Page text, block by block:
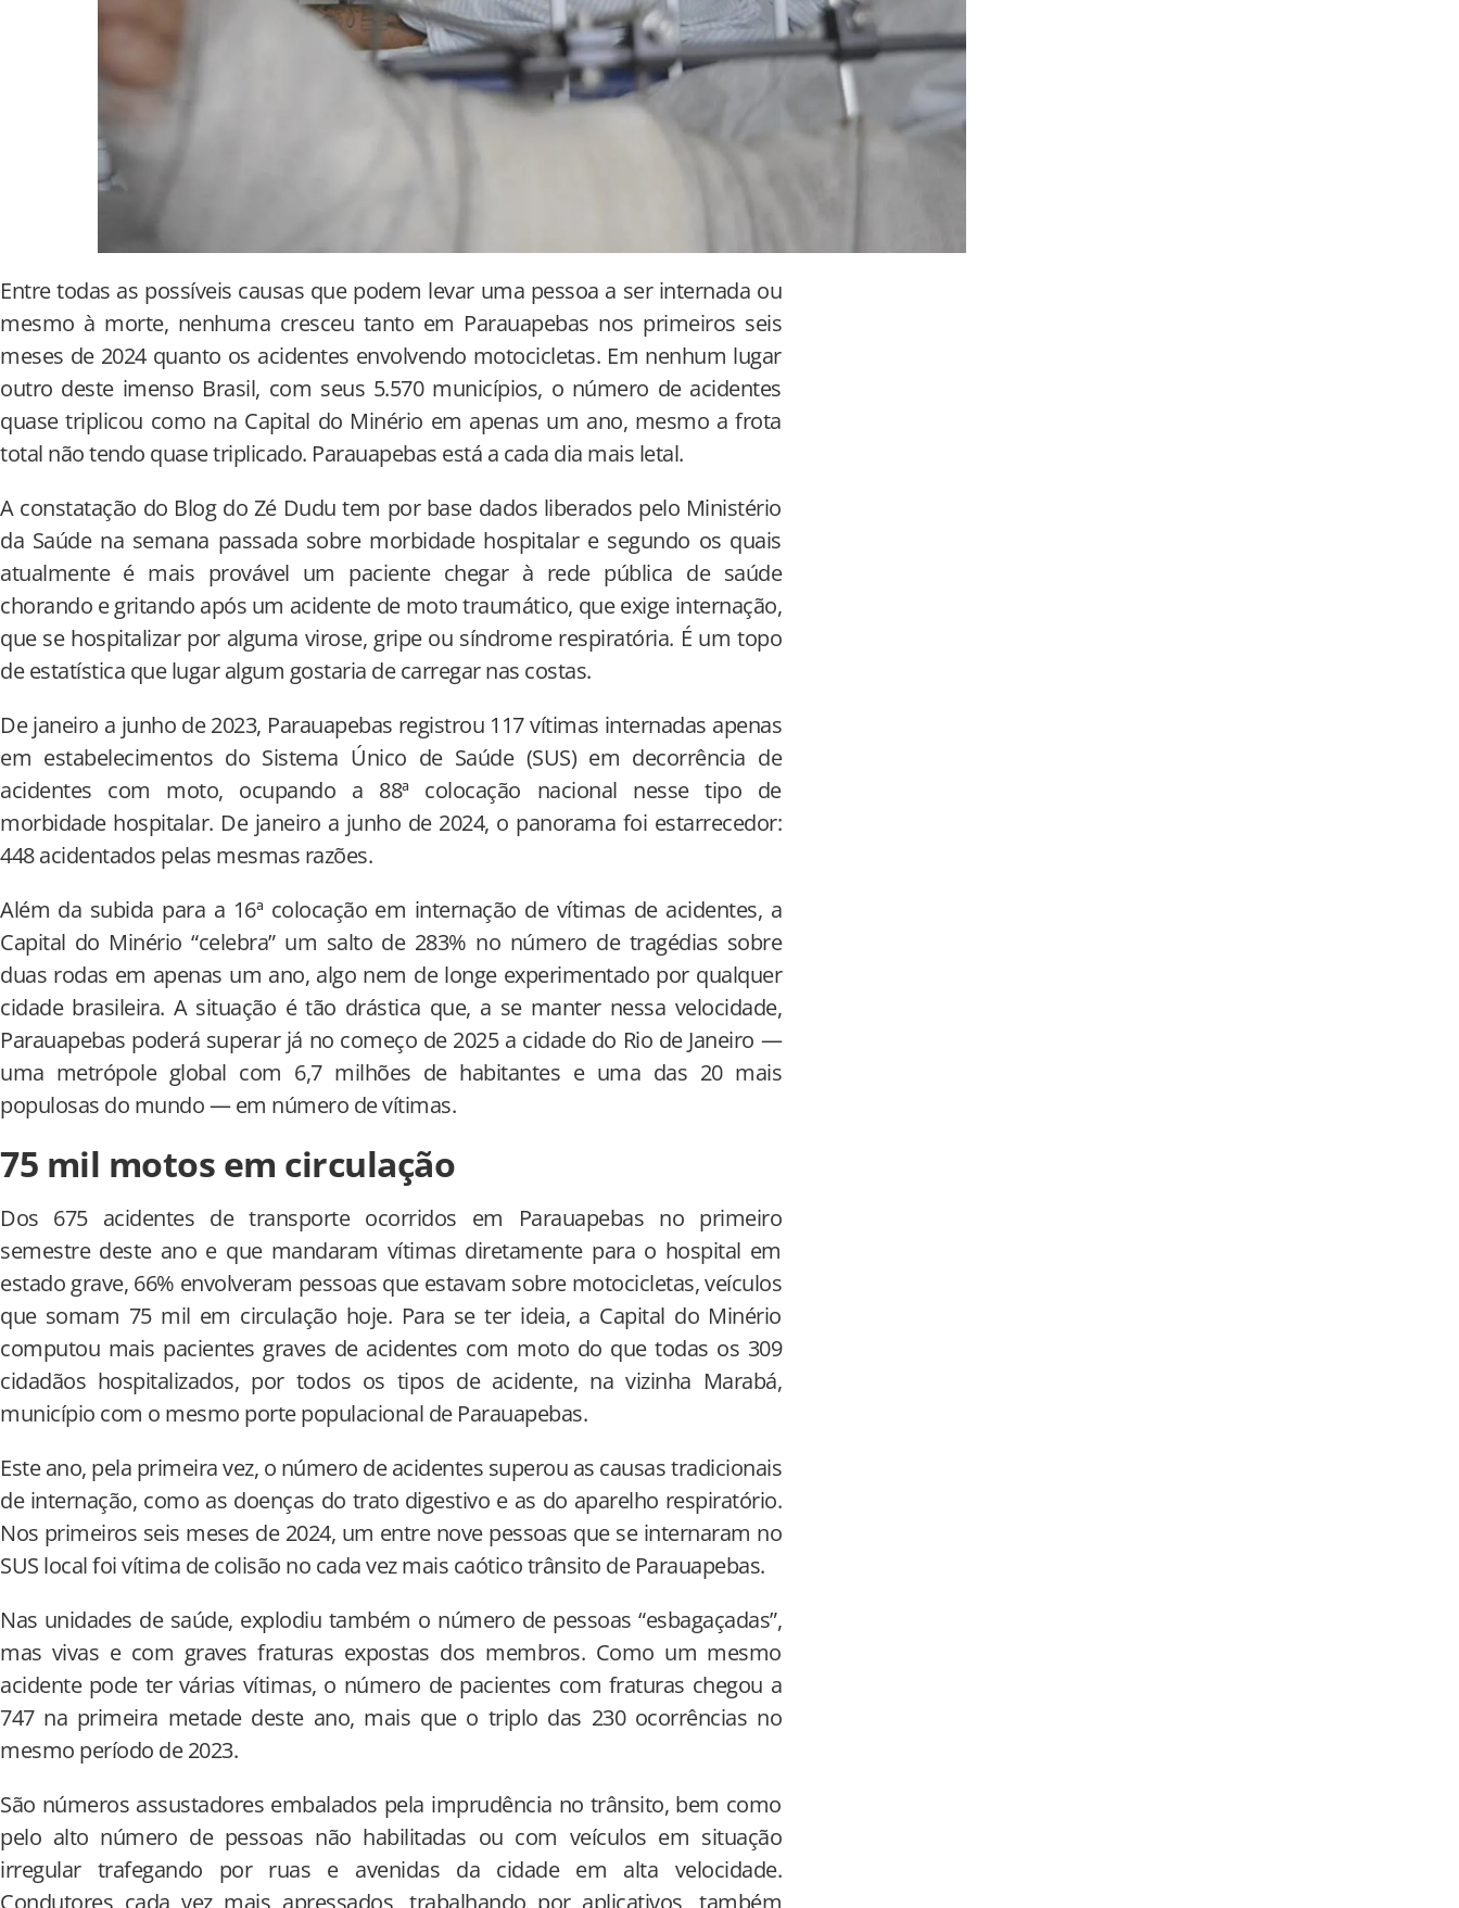
Entre todas as possíveis causas que podem levar uma pessoa a ser internada ou
mesmo à morte, nenhuma cresceu tanto em Parauapebas nos primeiros seis
meses de 2024 quanto os acidentes envolvendo motocicletas. Em nenhum lugar
outro deste imenso Brasil, com seus 5.570 municípios, o número de acidentes
quase triplicou como na Capital do Minério em apenas um ano, mesmo a frota
total não tendo quase triplicado. Parauapebas está a cada dia mais letal.
A constatação do Blog do Zé Dudu tem por base dados liberados pelo Ministério
da Saúde na semana passada sobre morbidade hospitalar e segundo os quais
atualmente é mais provável um paciente chegar à rede pública de saúde
chorando e gritando após um acidente de moto traumático, que exige internação,
que se hospitalizar por alguma virose, gripe ou síndrome respiratória. É um topo
de estatística que lugar algum gostaria de carregar nas costas.
De janeiro a junho de 2023, Parauapebas registrou 117 vítimas internadas apenas
em estabelecimentos do Sistema Único de Saúde (SUS) em decorrência de
acidentes com moto, ocupando a 88ª colocação nacional nesse tipo de
morbidade hospitalar. De janeiro a junho de 2024, o panorama foi estarrecedor:
448 acidentados pelas mesmas razões.
Além da subida para a 16ª colocação em internação de vítimas de acidentes, a
Capital do Minério “celebra” um salto de 283% no número de tragédias sobre
duas rodas em apenas um ano, algo nem de longe experimentado por qualquer
cidade brasileira. A situação é tão drástica que, a se manter nessa velocidade,
Parauapebas poderá superar já no começo de 2025 a cidade do Rio de Janeiro —
uma metrópole global com 6,7 milhões de habitantes e uma das 20 mais
populosas do mundo — em número de vítimas.
75 mil motos em circulação
Dos 675 acidentes de transporte ocorridos em Parauapebas no primeiro
semestre deste ano e que mandaram vítimas diretamente para o hospital em
estado grave, 66% envolveram pessoas que estavam sobre motocicletas, veículos
que somam 75 mil em circulação hoje. Para se ter ideia, a Capital do Minério
computou mais pacientes graves de acidentes com moto do que todas os 309
cidadãos hospitalizados, por todos os tipos de acidente, na vizinha Marabá,
município com o mesmo porte populacional de Parauapebas.
Este ano, pela primeira vez, o número de acidentes superou as causas tradicionais
de internação, como as doenças do trato digestivo e as do aparelho respiratório.
Nos primeiros seis meses de 2024, um entre nove pessoas que se internaram no
SUS local foi vítima de colisão no cada vez mais caótico trânsito de Parauapebas.
Nas unidades de saúde, explodiu também o número de pessoas “esbagaçadas”,
mas vivas e com graves fraturas expostas dos membros. Como um mesmo
acidente pode ter várias vítimas, o número de pacientes com fraturas chegou a
747 na primeira metade deste ano, mais que o triplo das 230 ocorrências no
mesmo período de 2023.
São números assustadores embalados pela imprudência no trânsito, bem como
pelo alto número de pessoas não habilitadas ou com veículos em situação
irregular trafegando por ruas e avenidas da cidade em alta velocidade.
Condutores cada vez mais apressados, trabalhando por aplicativos, também